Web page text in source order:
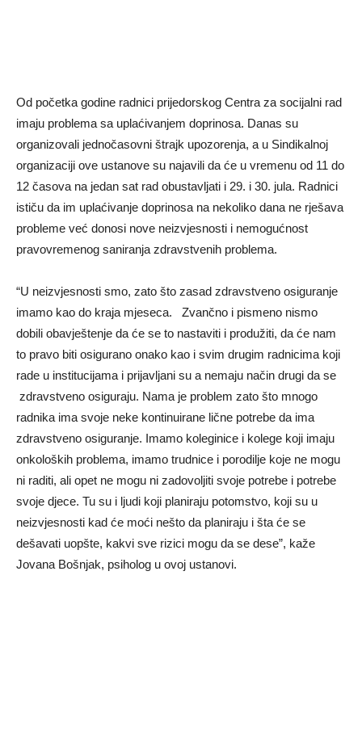
Od početka godine radnici prijedorskog Centra za socijalni rad
imaju problema sa uplaćivanjem doprinosa. Danas su
organizovali jednočasovni štrajk upozorenja, a u Sindikalnoj
organizaciji ove ustanove su najavili da će u vremenu od 11 do
12 časova na jedan sat rad obustavljati i 29. i 30. jula. Radnici
ističu da im uplaćivanje doprinosa na nekoliko dana ne rješava
probleme već donosi nove neizvjesnosti i nemogućnost
pravovremenog saniranja zdravstvenih problema.
“U neizvjesnosti smo, zato što zasad zdravstveno osiguranje
imamo kao do kraja mjeseca. Zvančno i pismeno nismo
dobili obavještenje da će se to nastaviti i produžiti, da će nam
to pravo biti osigurano onako kao i svim drugim radnicima koji
rade u institucijama i prijavljani su a nemaju način drugi da se
zdravstveno osiguraju. Nama je problem zato što mnogo
radnika ima svoje neke kontinuirane lične potrebe da ima
zdravstveno osiguranje. Imamo koleginice i kolege koji imaju
onkoloških problema, imamo trudnice i porodilje koje ne mogu
ni raditi, ali opet ne mogu ni zadovoljiti svoje potrebe i potrebe
svoje djece. Tu su i ljudi koji planiraju potomstvo, koji su u
neizvjesnosti kad će moći nešto da planiraju i šta će se
dešavati uopšte, kakvi sve rizici mogu da se dese”, kaže
Jovana Bošnjak, psiholog u ovoj ustanovi.